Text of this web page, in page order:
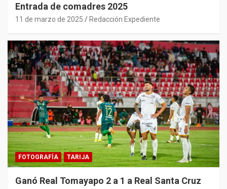
Entrada de comadres 2025
11 de marzo de 2025 Redacción Expediente
FOTOGRAFÍA TARIJA
Ganó Real Tomayapo 2 a 1 a Real Santa Cruz